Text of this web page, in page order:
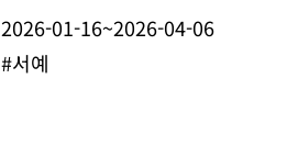
2026-01-16~2026-04-06
#서예